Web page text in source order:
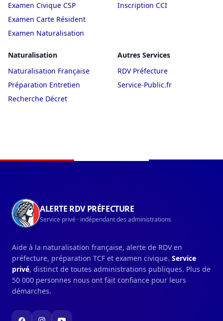
Examen Civique CSP
Examen Carte Résident
Examen Naturalisation
Inscription CCI
Naturalisation
Naturalisation Française
Préparation Entretien
Recherche Décret
Autres Services
RDV Préfecture
Service-Public.fr
ALERTE RDV PRÉFECTURE
Service privé · indépendant des administrations
Aide à la naturalisation française, alerte de RDV en
préfecture, préparation TCF et examen civique. Service
privé, distinct de toutes administrations publiques. Plus de
50 000 personnes nous ont fait confiance pour leurs
démarches.